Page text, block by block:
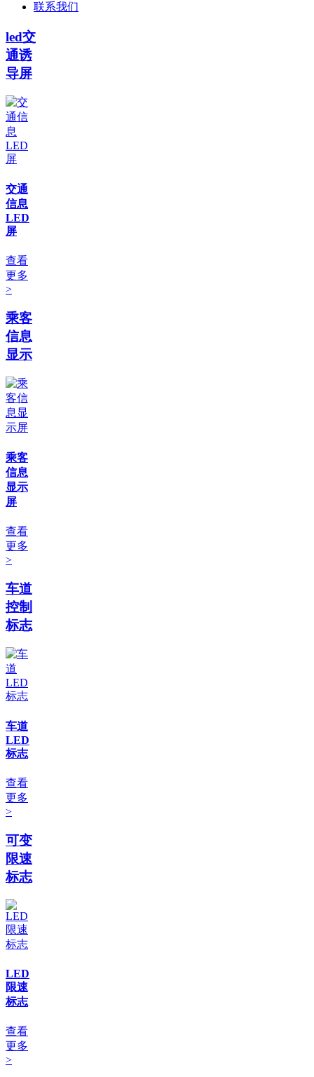
联系我们
led交
通诱
导屏
交通
信息
LED
屏
查看
更多
>
乘客
信息
显示
乘客
信息
显示
屏
查看
更多
>
车道
控制
标志
车道
LED
标志
查看
更多
>
可变
限速
标志
LED
限速
标志
查看
更多
>